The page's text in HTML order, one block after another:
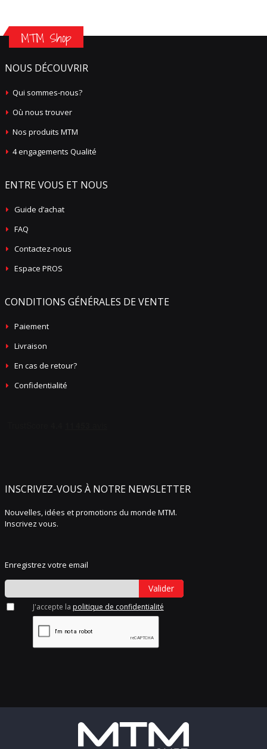
MTM Shop
NOUS DÉCOUVRIR
Qui sommes-nous?
Où nous trouver
Nos produits MTM
4 engagements Qualité
ENTRE VOUS ET NOUS
Guide d’achat
FAQ
Contactez-nous
Espace PROS
CONDITIONS GÉNÉRALES DE VENTE
Paiement
Livraison
En cas de retour?
Confidentialité
INSCRIVEZ-VOUS À NOTRE NEWSLETTER
Nouvelles, idées et promotions du monde MTM.
Inscrivez vous.
Enregistrez votre email
Valider
J'accepte la politique de confidentialité